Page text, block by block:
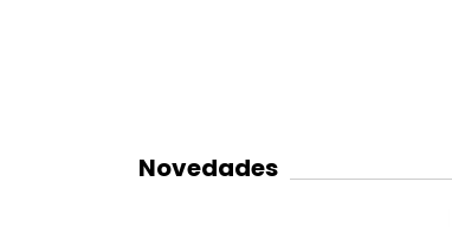
Novedades